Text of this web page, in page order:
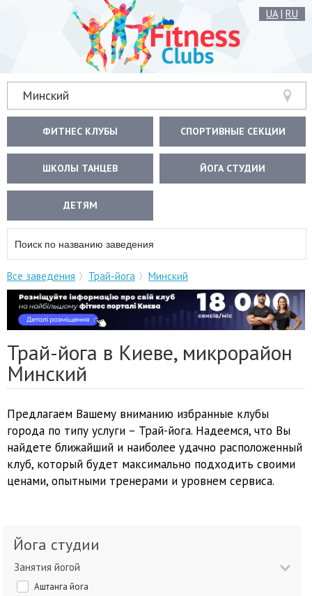
UA| RU
Минский
ФИТНЕС КЛУБЫ СПОРТИВНЫЕ СЕКЦИИ
ШКОЛЫ ТАНЦЕВ ЙОГА СТУДИИ
ДЕТЯМ
Все заведения Трай-йога Минский
Трай-йога в Киеве, микрорайон
Минский
Предлагаем Вашему вниманию избранные клубы
города по типу услуги – Трай-йога. Надеемся, что Вы
найдете ближайший и наиболее удачно расположенный
клуб, который будет максимально подходить своими
ценами, опытными тренерами и уровнем сервиса.
Йога студии
Занятия йогой
Аштанга йога